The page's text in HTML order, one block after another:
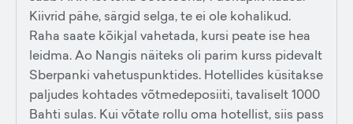
Kiivrid pähe, särgid selga, te ei ole kohalikud.
Raha saate kõikjal vahetada, kursi peate ise hea
leidma. Ao Nangis näiteks oli parim kurss pidevalt
Sberpanki vahetuspunktides. Hotellides küsitakse
paljudes kohtades võtmedeposiiti, tavaliselt 1000
Bahti sulas. Kui võtate rollu oma hotellist, siis pass